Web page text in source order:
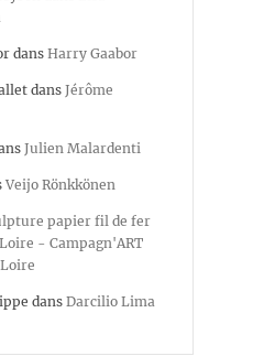
dans Harry Gaabor
dans Jérôme
Julien Malardenti
Veijo Rönkkönen
papier fil de fer
- Campagn'ART
dans Darcilio Lima